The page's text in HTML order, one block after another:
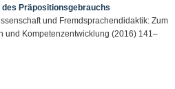
Präpositionsgebrauchs
und Fremdsprachendidaktik: Zum
und Kompetenzentwicklung (2016) 141–